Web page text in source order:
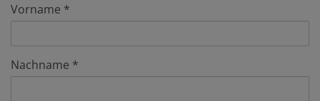
Vorname
Nachname